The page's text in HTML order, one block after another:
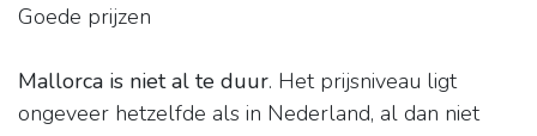
Goede prijzen
Mallorca is niet al te duur. Het prijsniveau ligt
ongeveer hetzelfde als in Nederland, al dan niet